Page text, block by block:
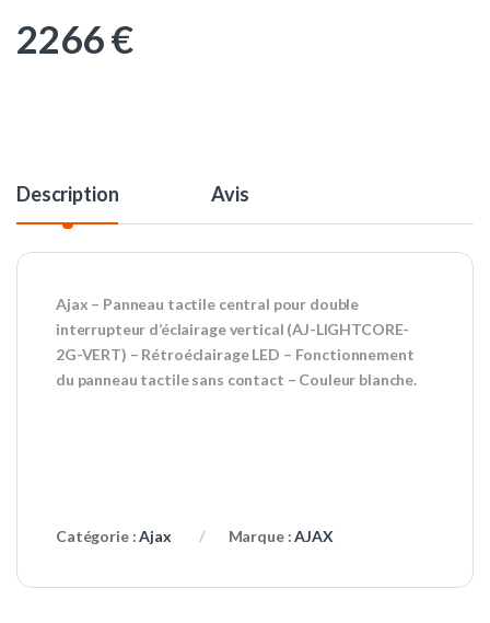
2266€
Description Avis
Ajax – Panneau tactile central pour double
interrupteur d’éclairage vertical (AJ-LIGHTCORE-
2G-VERT) – Rétroéclairage LED – Fonctionnement
du panneau tactile sans contact – Couleur blanche.
Catégorie :Ajax Marque :AJAX